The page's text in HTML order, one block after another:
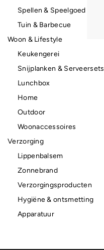
Spellen & Speelgoed
Tuin & Barbecue
Woon & Lifestyle
Keukengerei
Snijplanken & Serveersets
Lunchbox
Home
Outdoor
Woonaccessoires
Verzorging
Lippenbalsem
Zonnebrand
Verzorgingsproducten
Hygiëne & ontsmetting
Apparatuur